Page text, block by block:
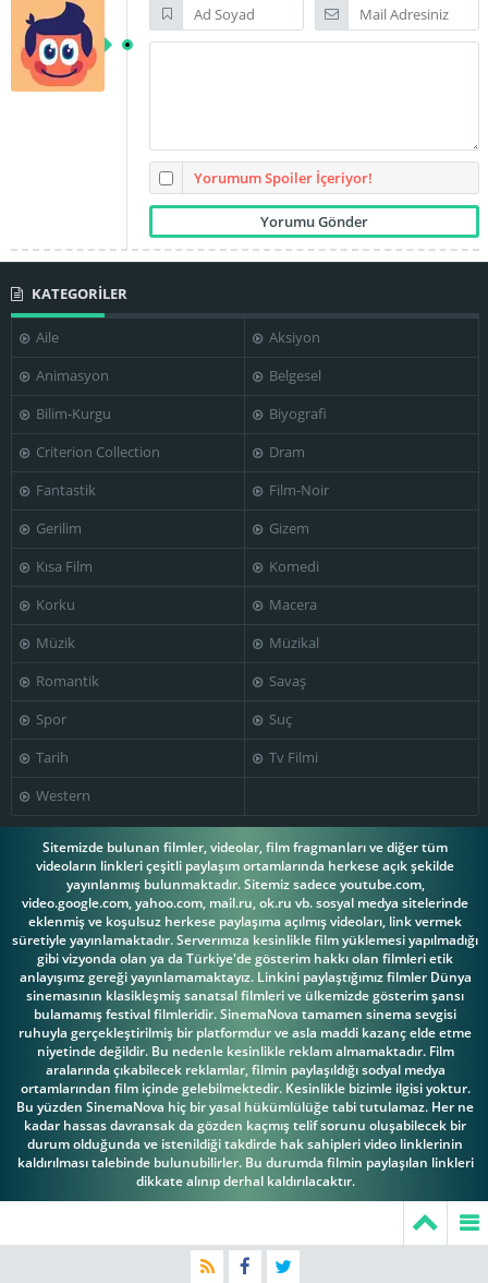
Kurt Cobain Pat Smear Brett Morgen
Brett Morgen
Yorumum Spoiler İçeriyor!
KATEGORİLER
Aile
Aksiyon
Animasyon
Belgesel
Bilim-Kurgu
Biyografi
Criterion Collection
Dram
Fantastik
Film-Noir
Gerilim
Gizem
Kısa Film
Komedi
Korku
Macera
Müzik
Müzikal
Romantik
Savaş
Spor
Suç
Tarih
Tv Filmi
Western
Sitemizde bulunan filmler, videolar, film fragmanları ve diğer tüm
videoların linkleri çeşitli paylaşım ortamlarında herkese açık şekilde
yayınlanmış bulunmaktadır. Sitemiz sadece youtube.com,
video.google.com, yahoo.com, mail.ru, ok.ru vb. sosyal medya sitelerinde
eklenmiş ve koşulsuz herkese paylaşıma açılmış videoları, link vermek
süretiyle yayınlamaktadır. Serverımıza kesinlikle film yüklemesi yapılmadığı
gibi vizyonda olan ya da Türkiye'de gösterim hakkı olan filmleri etik
anlayışımz gereği yayınlamamaktayız. Linkini paylaştığımız filmler Dünya
sinemasının klasikleşmiş sanatsal filmleri ve ülkemizde gösterim şansı
bulamamış festival filmleridir. SinemaNova tamamen sinema sevgisi
ruhuyla gerçekleştirilmiş bir platformdur ve asla maddi kazanç elde etme
niyetinde değildir. Bu nedenle kesinlikle reklam almamaktadır. Film
aralarında çıkabilecek reklamlar, filmin paylaşıldığı sodyal medya
ortamlarından film içinde gelebilmektedir. Kesinlikle bizimle ilgisi yoktur.
Bu yüzden SinemaNova hiç bir yasal hükümlülüğe tabi tutulamaz. Her ne
kadar hassas davransak da gözden kaçmış telif sorunu oluşabilecek bir
durum olduğunda ve istenildiği takdirde hak sahipleri video linklerinin
kaldırılması talebinde bulunubilirler. Bu durumda filmin paylaşılan linkleri
dikkate alınıp derhal kaldırılacaktır.